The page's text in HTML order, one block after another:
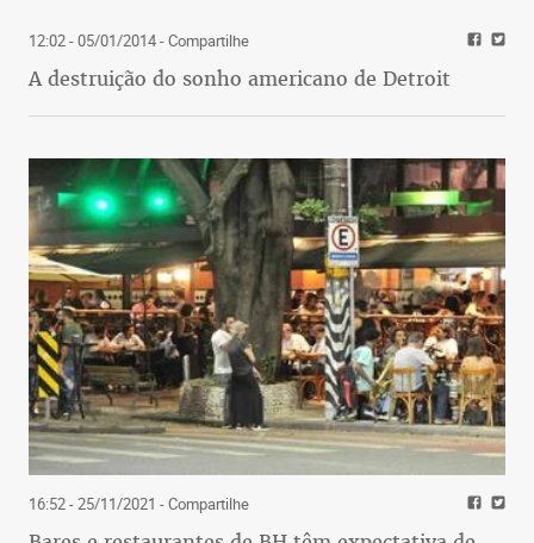
12:02 - 05/01/2014- Compartilhe
A destruição do sonho americano de Detroit
16:52 - 25/11/2021 - Compartilhe